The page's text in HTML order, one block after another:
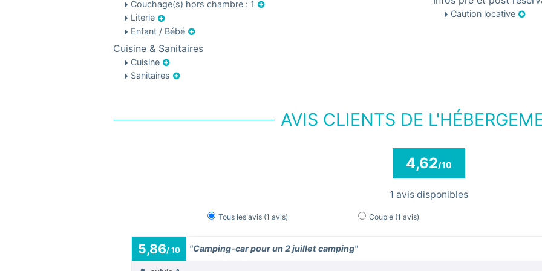
Couchage(s) hors chambre : 1
Literie
Enfant / Bébé
Cuisine & Sanitaires
Cuisine
Sanitaires
Caution locative
AVIS CLIENTS DE
4,62/10
1 avis disponibles
Tous les avis (1 avis) Couple (1 avis)
5,86/ 10 "Camping-car pour un 2 juillet camping"